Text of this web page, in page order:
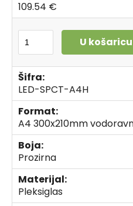
109.54 €
U košaricu
Šifra:
LED-SPCT-A4H
Format:
A4 300x210mm
Boja:
Prozirna
Materijal:
Pleksiglas